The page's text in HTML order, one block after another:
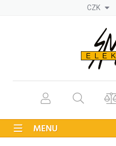
CZK
MENU